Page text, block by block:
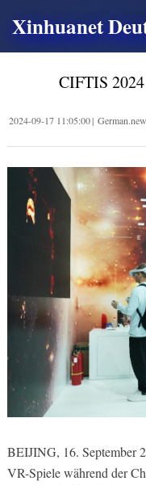
Xinhuanet
CIFTIS
2024-09-17 11:05:00|
BEIJING, 16. September
VR-Spiele während der